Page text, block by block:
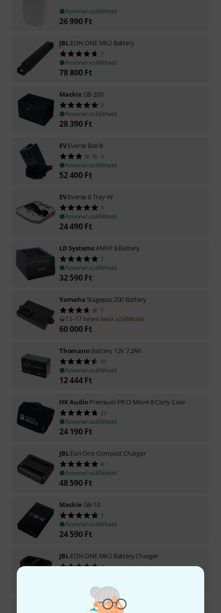
Azonnal szállítható
26 990 Ft
JBLEON ONE MK2 Battery
7
Azonnal szállítható
78 800 Ft
Mackie GB-200
2
Azonnal szállítható
28 390 Ft
EVEverse Bat-B
3
Azonnal szállítható
52 400 Ft
EVEverse 8 Tray-W
3
Azonnal szállítható
24 490 Ft
LD SystemsANNY 8 Battery
1
Azonnal szállítható
32 590 Ft
Yamaha Stagepas 200 Battery
7
13–17 héten belül szállítható
60 000 Ft
Thomann Battery 12V 7,2Ah
41
Azonnal szállítható
12 444 Ft
HK AudioPremium PR:O Move 8 Carry Case
22
Azonnal szállítható
24 190 Ft
JBLEon One Compact Charger
4
Azonnal szállítható
48 590 Ft
Mackie GB-10
1
Azonnal szállítható
24 590 Ft
JBLEON ONE MK2 Battery Charger
2
Ft
LD SystemsLDWS100ATX